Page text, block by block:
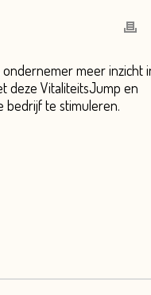
ondernemer meer inzicht
deze VitaliteitsJump en
bedrijf te stimuleren.